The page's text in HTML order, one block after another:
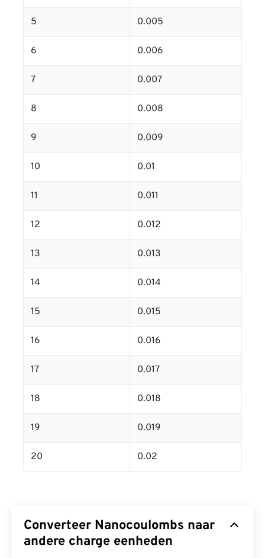
5 0.005
6 0.006
7 0.007
8 0.008
9 0.009
10 0.01
11 0.011
12 0.012
13 0.013
14 0.014
15 0.015
16 0.016
17 0.017
18 0.018
19 0.019
20 0.02
Converteer Nanocoulombs naar
andere charge eenheden